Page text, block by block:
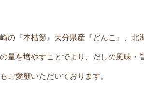
『本枯節』大分県産『どんこ』、北
を増やすことでより、だしの風味・
ご愛顧いただいております。